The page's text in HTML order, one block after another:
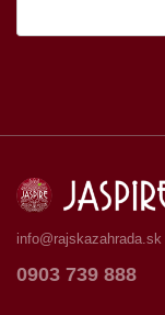
info@rajskazahrada.sk
0903 739 888